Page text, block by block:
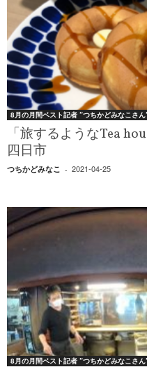
8月の月間ベスト記者 ”つちかどみなこさ
「旅するようなTea
四日市
つちかどみなこ - 2021-04-25
8月の月間ベスト記者 ”つちかどみなこさ